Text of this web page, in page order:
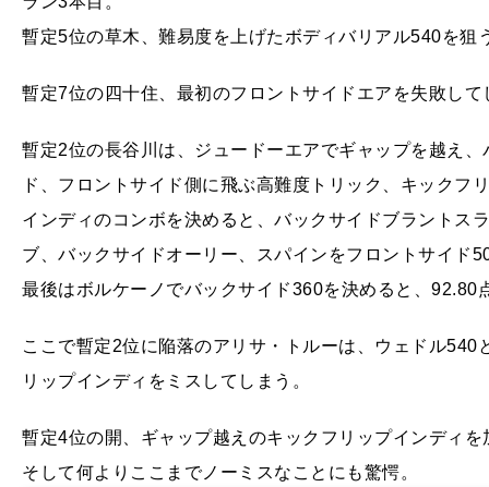
暫定5位の草木、難易度を上げたボディバリアル540を狙
暫定7位の四十住、最初のフロントサイドエアを失敗し
暫定2位の長谷川は、ジュードーエアでギャップを越え
ド、フロントサイド側に飛ぶ高難度トリック、キックフ
インディのコンボを決めると、バックサイドブラントス
ブ、バックサイドオーリー、スパインをフロントサイド
最後はボルケーノでバックサイド360を決めると、92.80
ここで暫定2位に陥落のアリサ・トルーは、ウェドル
リップインディをミスしてしまう。
暫定4位の開、ギャップ越えのキックフリップインディ
そして何よりここまでノーミスなことにも驚愕。